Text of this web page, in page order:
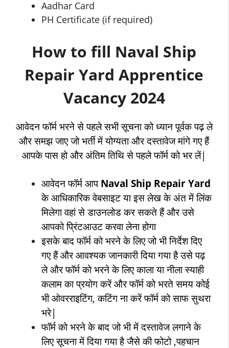
Aadhar Card
PH Certificate (if required)
How to fill Naval Ship
Repair Yard Apprentice
Vacancy 2024
आवेदन फॉर्म भरने से पहले सभी सूचना को ध्यान पूर्वक पढ़ ले
और समझ जाए जो भर्ती में योग्यता और दस्तावेज मांगे गए हैं
आपके पास हो और अंतिम तिथि से पहले फॉर्म को भर लें|
आवेदन फॉर्म आप Naval Ship Repair Yard
के आधिकारिक वेबसाइट या इस लेख के अंत में लिंक
मिलेगा वहां से डाउनलोड कर सकते हैं और उसे
आपको प्रिंटआउट करवा लेना होगा
इसके बाद फॉर्म को भरने के लिए जो भी निर्देश दिए
गए हैं और आवश्यक जानकारी दिया गया है उसे पढ़
ले और फॉर्म को भरने के लिए काला या नीला स्याही
कलाम का प्रयोग करें और फॉर्म को भरते समय कोई
भी ओवरराइटिंग, कटिंग ना करें फॉर्म को साफ सुथरा
भरे|
फॉर्म को भरने के बाद जो भी में दस्तावेज लगाने के
लिए सूचना में दिया गया है जैसे की फोटो ,पहचान